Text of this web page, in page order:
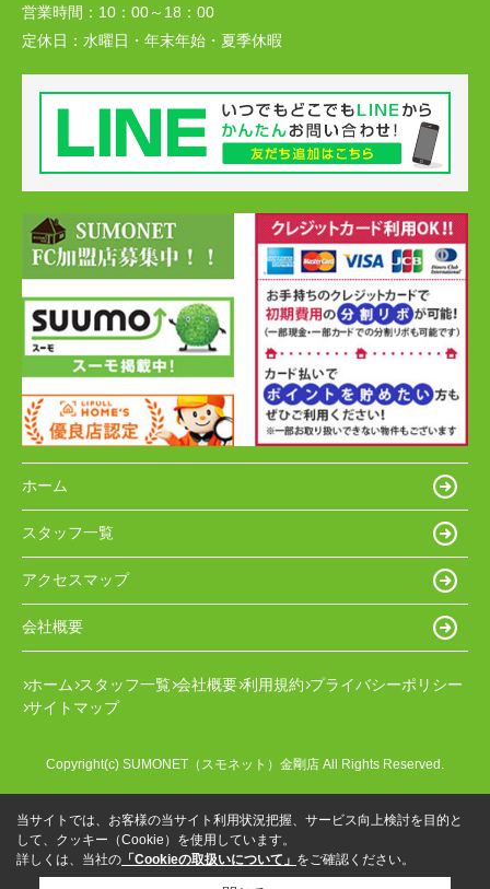
営業時間： 10：00～18：00
定休日： 水曜日・年末年始・夏季休暇
ホーム
スタッフ一覧
アクセスマップ
会社概要
ホーム スタッフ一覧 会社概要 利用規約 プライバシーポリシー
サイトマップ
Copyright(c) SUMONET（スモネット）金剛店 All Rights Reserved.
当サイトでは、お客様の当サイト利用状況把握、サービス向上検討を目的と
して、クッキー（Cookie）を使用しています。
詳しくは、当社の 「Cookieの取扱いについて」 をご確認ください。